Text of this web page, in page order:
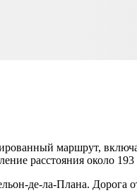
маршрут,
расстояния около
де-ла-Плана. Дорога